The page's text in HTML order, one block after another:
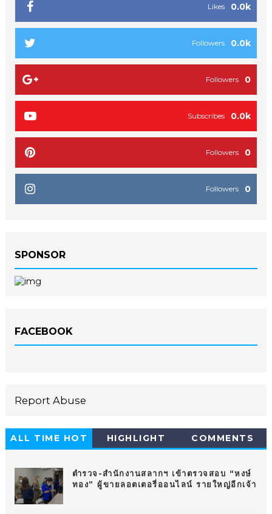
0.0k
Likes
0.0k
Followers
0
Followers
0.0k
Subscribes
0
Followers
0
Followers
SPONSOR
FACEBOOK
Report Abuse
ALL TIME HOT
HIGHLIGHT COMMENTS
ตำรวจ-สำนักงานสลากฯ เข้าตรวจสอบ “หงษ์
ทอง” ผู้ขายลอตเตอรี่ออนไลน์ รายใหญ่อีกเจ้า